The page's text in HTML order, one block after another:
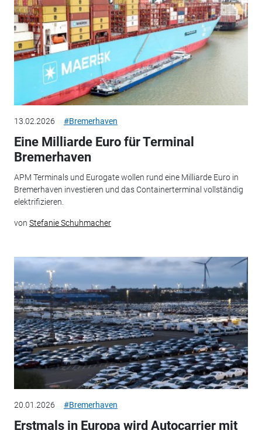
13.02.2026 #Bremerhaven
Eine Milliarde Euro für Terminal
Bremerhaven
APM Terminals und Eurogate wollen rund eine Milliarde Euro in
Bremerhaven investieren und das Containerterminal vollständig
elektrifizieren.
von Stefanie Schuhmacher
20.01.2026 #Bremerhaven
Erstmals in Europa wird Autocarrier mit